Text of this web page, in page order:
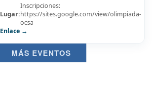
Lugar:
Inscripciones:
https://sites.google.com/view/olimpiada-
ocsa
Enlace →
MÁS EVENTOS